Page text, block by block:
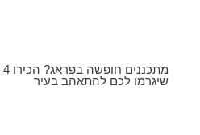
שיגרמו לכם להתאהב בעיר